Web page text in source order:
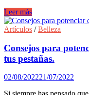
Cómo
conseguir
una
perfecta
después
de
vacaciones.
Leer más
Artículos /Belleza
Consejos para
tus pestañas.
02/08/202221/07/2022